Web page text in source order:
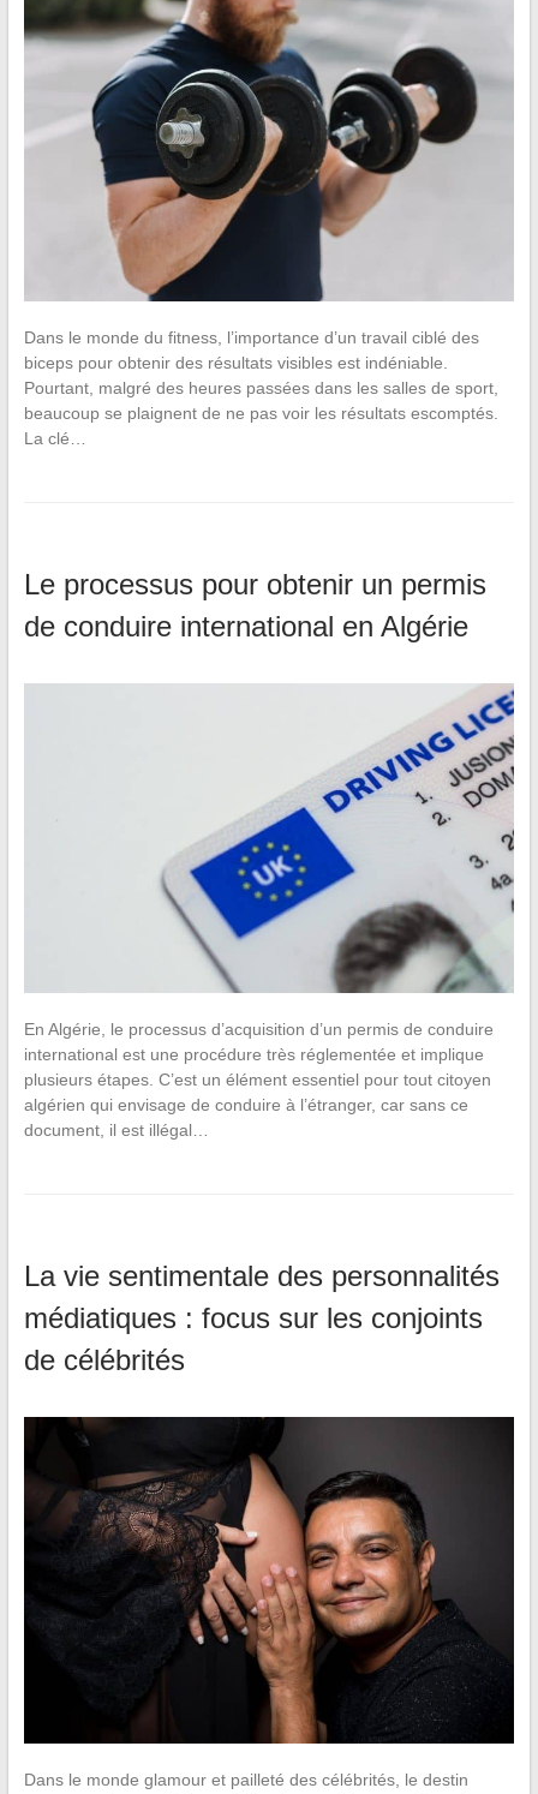
Dans le monde du fitness, l’importance d’un travail ciblé des
biceps pour obtenir des résultats visibles est indéniable.
Pourtant, malgré des heures passées dans les salles de sport,
beaucoup se plaignent de ne pas voir les résultats escomptés.
La clé…
Le processus pour obtenir un permis
de conduire international en Algérie
En Algérie, le processus d’acquisition d’un permis de conduire
international est une procédure très réglementée et implique
plusieurs étapes. C’est un élément essentiel pour tout citoyen
algérien qui envisage de conduire à l’étranger, car sans ce
document, il est illégal…
La vie sentimentale des personnalités
médiatiques : focus sur les conjoints
de célébrités
Dans le monde glamour et pailleté des célébrités, le destin